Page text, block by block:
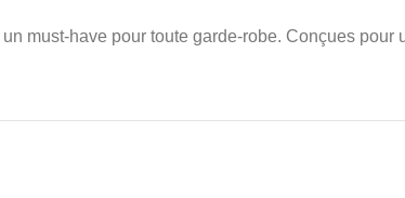
must-have pour toute garde-robe. Conçues